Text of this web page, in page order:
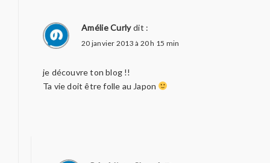
Amélie Curlydit :
20 janvier 2013 à 20 h 15 min
je découvre ton blog !!
Ta vie doit être folle au Japon